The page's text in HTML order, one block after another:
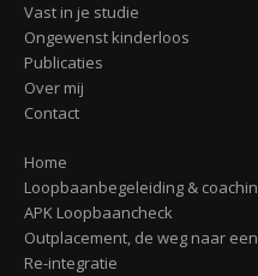
Vast in je studie
Ongewenst kinderloos
Publicaties
Over mij
Contact
Home
Loopbaanbegeleiding &
APK Loopbaancheck
Outplacement, de weg naar
Re-integratie